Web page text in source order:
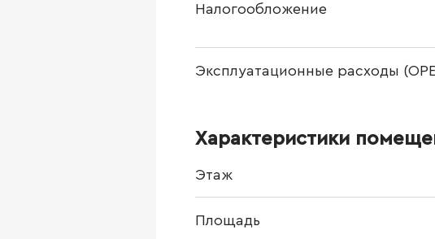
Налогообложение
Эксплуатационные расходы
Характеристики
Этаж
Площадь